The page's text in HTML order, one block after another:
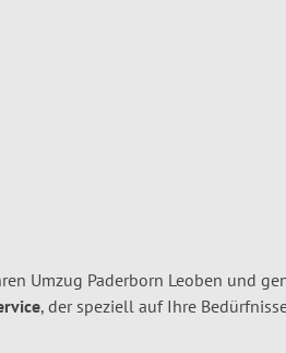
Umzug Paderborn Leoben und
, der speziell auf Ihre